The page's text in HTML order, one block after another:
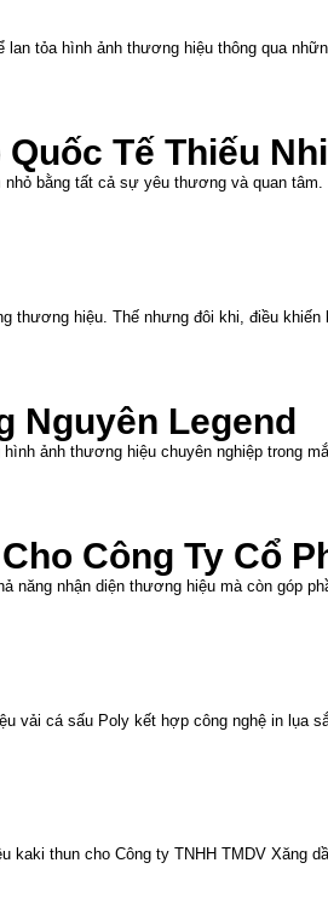
tỏa hình ảnh thương hiệu thông qua
Tế Thiếu
bằng tất cả sự yêu thương và quan
thương hiệu. Thế nhưng đôi khi, điều
Nguyên Legend
ảnh thương hiệu chuyên nghiệp trong
Công Ty Cổ
năng nhận diện thương hiệu mà còn góp
vải cá sấu Poly kết hợp công nghệ in lụa
kaki thun cho Công ty TNHH TMDV Xăng